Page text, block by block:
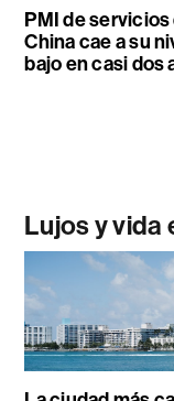
PMI de servicios
China cae a su
bajo en casi dos
Lujos y vida